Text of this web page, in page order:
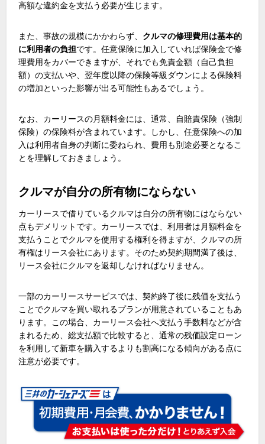
高額な違約金を支払う必要が生じます。
また、事故の規模にかかわらず、 クルマの修理費用は基本的
に利用者の負担です。任意保険に加入していれば保険金で修
理費用をカバーできますが、それでも免責金額（自己負担
額）の支払いや、翌年度以降の保険等級ダウンによる保険料
の増加といった影響が出る可能性もあるでしょう。
なお、カーリースの月額料金には、通常、自賠責保険（強制
保険）の保険料が含まれています。しかし、任意保険への加
入は利用者自身の判断に委ねられ、費用も別途必要となるこ
とを理解しておきましょう。
クルマが自分の所有物にならない
カーリースで借りているクルマは自分の所有物にはならない
点もデメリットです。カーリースでは、利用者は月額料金を
支払うことでクルマを使用する権利を得ますが、クルマの所
有権はリース会社にあります。そのため契約期間満了後は、
リース会社にクルマを返却しなければなりません。
一部のカーリースサービスでは、契約終了後に残価を支払う
ことでクルマを買い取れるプランが用意されていることもあ
ります。この場合、カーリース会社へ支払う手数料などが含
まれるため、総支払額で比較すると、通常の残価設定ローン
を利用して新車を購入するよりも割高になる傾向がある点に
注意が必要です。